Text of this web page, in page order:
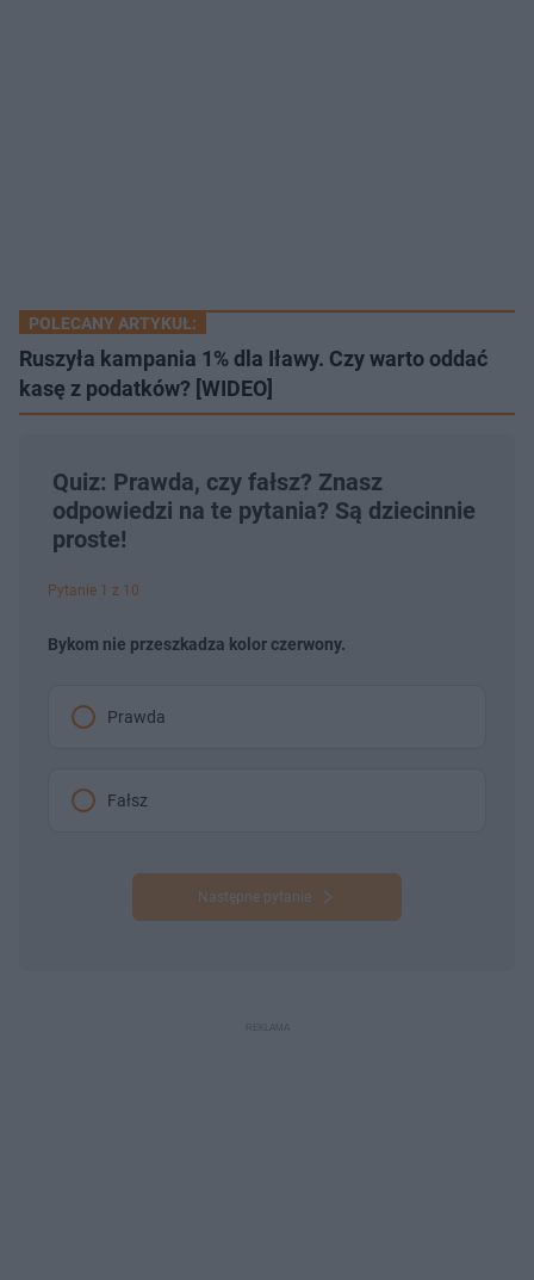
POLECANY ARTYKUŁ:
Ruszyła kampania 1% dla Iławy. Czy warto oddać
kasę z podatków? [WIDEO]
Quiz: Prawda, czy fałsz? Znasz
odpowiedzi na te pytania? Są dziecinnie
proste!
Pytanie 1 z 10
Bykom nie przeszkadza kolor czerwony.
Prawda
Fałsz
Następne pytanie